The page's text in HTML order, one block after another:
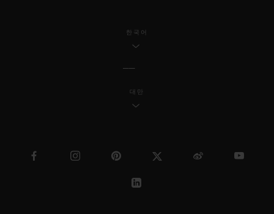
한국어
대만